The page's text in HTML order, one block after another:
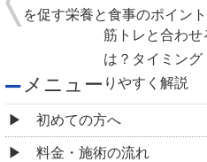
を促す栄養と食事のポイント
筋トレと合わせ
は？タイミン
りやすく解説
メニュー
初めての方へ
料金・施術の流れ